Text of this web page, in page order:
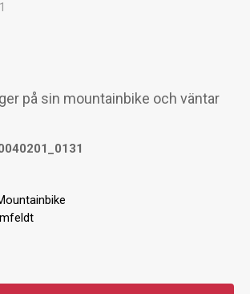
på sin mountainbike och väntar